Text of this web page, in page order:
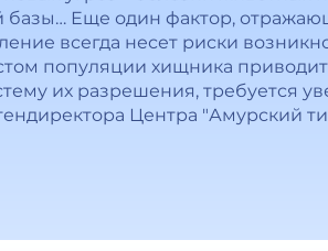
базы… Еще один фактор,
всегда несет риски
популяции хищника
их разрешения, требуется
Центра "Амурский